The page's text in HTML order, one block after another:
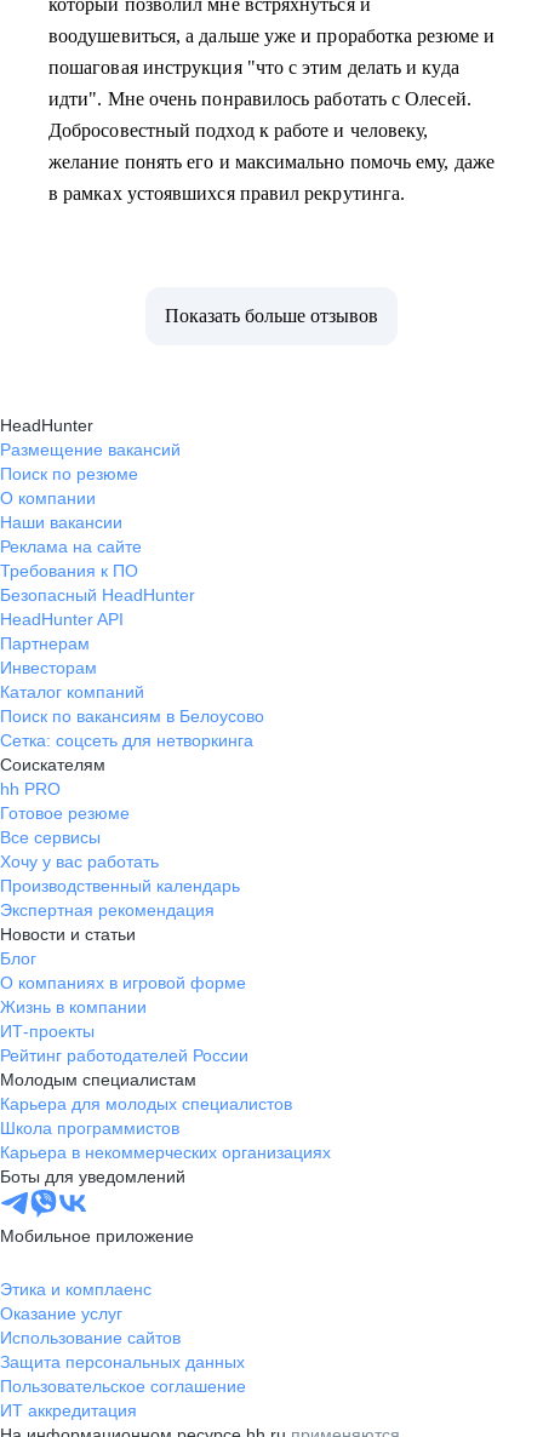
который позволил мне встряхнуться и
воодушевиться, а дальше уже и проработка резюме и
пошаговая инструкция "что с этим делать и куда
идти". Мне очень понравилось работать с Олесей.
Добросовестный подход к работе и человеку,
желание понять его и максимально помочь ему, даже
в рамках устоявшихся правил рекрутинга.
Показать больше отзывов
HeadHunter
Размещение вакансий
Поиск по резюме
О компании
Наши вакансии
Реклама на сайте
Требования к ПО
Безопасный HeadHunter
HeadHunter API
Партнерам
Инвесторам
Каталог компаний
Поиск по вакансиям в Белоусово
Сетка: соцсеть для нетворкинга
Соискателям
hh PRO
Готовое резюме
Все сервисы
Хочу у вас работать
Производственный календарь
Экспертная рекомендация
Новости и статьи
Блог
О компаниях в игровой форме
Жизнь в компании
ИТ-проекты
Рейтинг работодателей России
Молодым специалистам
Карьера для молодых специалистов
Школа программистов
Карьера в некоммерческих организациях
Боты для уведомлений
Мобильное приложение
Этика и комплаенс
Оказание услуг
Использование сайтов
Защита персональных данных
Пользовательское соглашение
ИТ аккредитация